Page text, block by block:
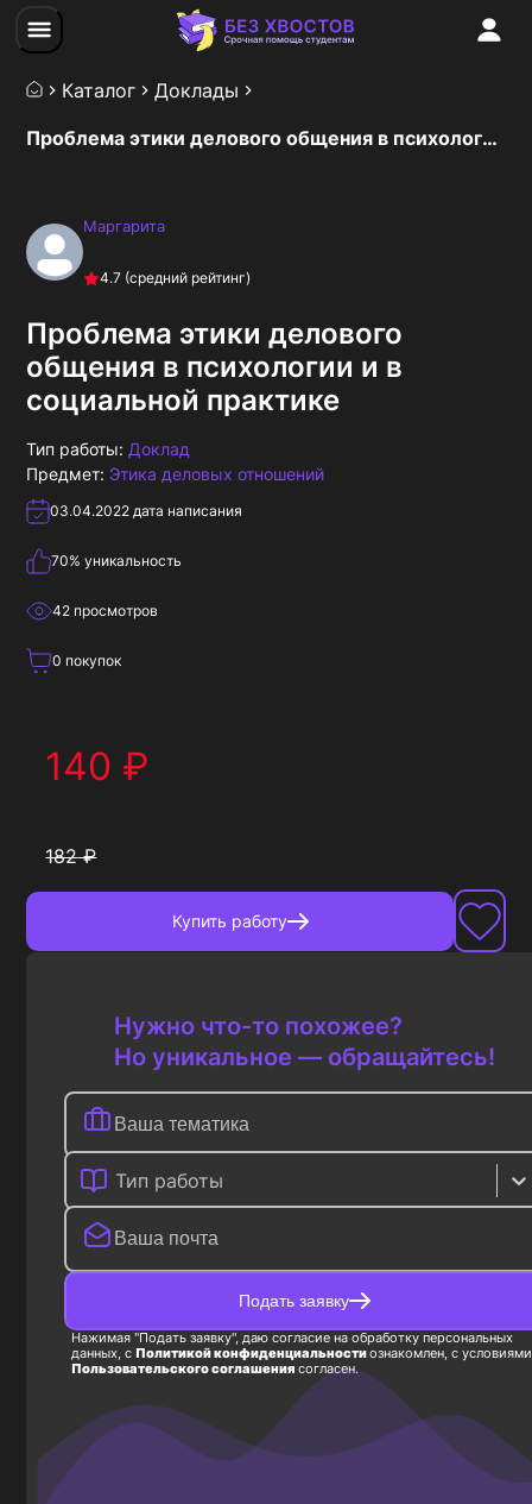
Каталог
Доклады
Проблема этики делового общения в психологии и в социальной практике
Маргарита
4.7 (средний рейтинг)
Проблема этики делового
общения в психологии и в
социальной практике
Тип работы: Доклад
Предмет: Этика деловых отношений
03.04.2022 дата написания
70% уникальность
42 просмотров
0 покупок
140 ₽
182₽
Купить работу
Нужно что-то похожее?
Но уникальное — обращайтесь!
Тип работы
Подать заявку
Нажимая "Подать заявку", даю согласие на обработку персональных
данных, с Политикой конфиденциальностиознакомлен, с условиями
Пользовательского соглашения согласен.